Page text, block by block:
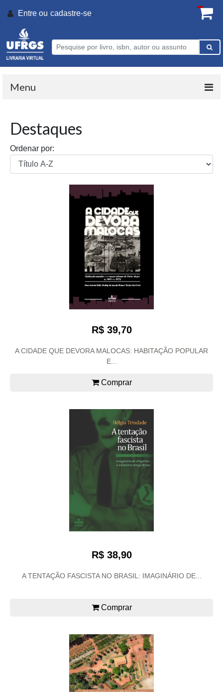
Entre ou cadastre-se.
Menu
Destaques
Ordenar por:
R$ 39,70
A CIDADE QUE DEVORA MALOCAS: HABITAÇÃO POPULAR
E...
Comprar
R$ 38,90
A TENTAÇÃO FASCISTA NO BRASIL: IMAGINÁRIO DE...
Comprar